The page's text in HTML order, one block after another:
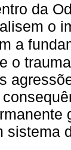
da
o
a
o
sistema